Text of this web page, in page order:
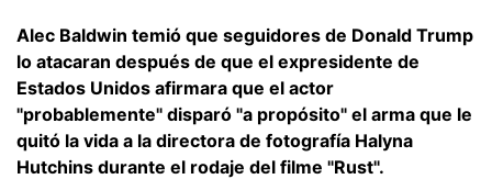
Alec Baldwin temió que seguidores de Donald Trump
lo atacaran después de que el expresidente de
Estados Unidos afirmara que el actor
"probablemente" disparó "a propósito" el arma que le
quitó la vida a la directora de fotografía Halyna
Hutchins durante el rodaje del filme "Rust".